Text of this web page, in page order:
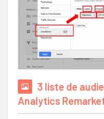
3 liste de
Analytics